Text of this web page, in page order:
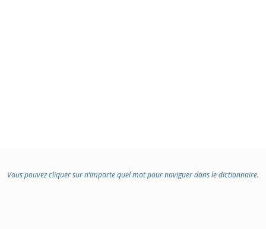
Vous pouvez cliquer sur n’importe quel mot pour naviguer dans le dictionnaire.